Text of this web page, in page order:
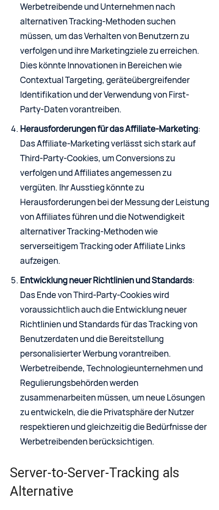
Werbetreibende und Unternehmen nach
alternativen Tracking-Methoden suchen
müssen, um das Verhalten von Benutzern zu
verfolgen und ihre Marketingziele zu erreichen.
Dies könnte Innovationen in Bereichen wie
Contextual Targeting, geräteübergreifender
Identifikation und der Verwendung von First-
Party-Daten vorantreiben.
Herausforderungen für das Affiliate-Marketing:
Das Affiliate-Marketing verlässt sich stark auf
Third-Party-Cookies, um Conversions zu
verfolgen und Affiliates angemessen zu
vergüten. Ihr Ausstieg könnte zu
Herausforderungen bei der Messung der Leistung
von Affiliates führen und die Notwendigkeit
alternativer Tracking-Methoden wie
serverseitigem Tracking oder Affiliate Links
aufzeigen.
Entwicklung neuer Richtlinien und Standards:
Das Ende von Third-Party-Cookies wird
voraussichtlich auch die Entwicklung neuer
Richtlinien und Standards für das Tracking von
Benutzerdaten und die Bereitstellung
personalisierter Werbung vorantreiben.
Werbetreibende, Technologieunternehmen und
Regulierungsbehörden werden
zusammenarbeiten müssen, um neue Lösungen
zu entwickeln, die die Privatsphäre der Nutzer
respektieren und gleichzeitig die Bedürfnisse der
Werbetreibenden berücksichtigen.
Server-to-Server-Tracking als
Alternative